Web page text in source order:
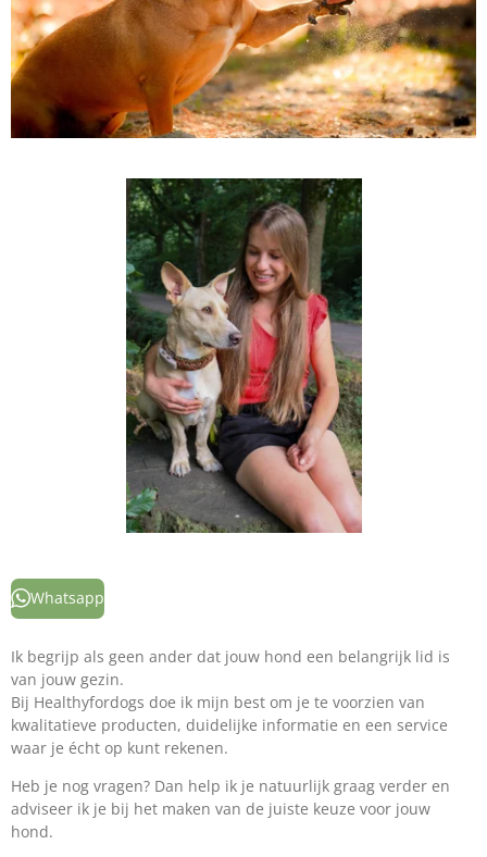
Whatsapp
Ik begrijp als geen ander dat jouw hond een belangrijk lid is
van jouw gezin.
Bij Healthyfordogs doe ik mijn best om je te voorzien van
kwalitatieve producten, duidelijke informatie en een service
waar je écht op kunt rekenen.
Heb je nog vragen? Dan help ik je natuurlijk graag verder en
adviseer ik je bij het maken van de juiste keuze voor jouw
hond.